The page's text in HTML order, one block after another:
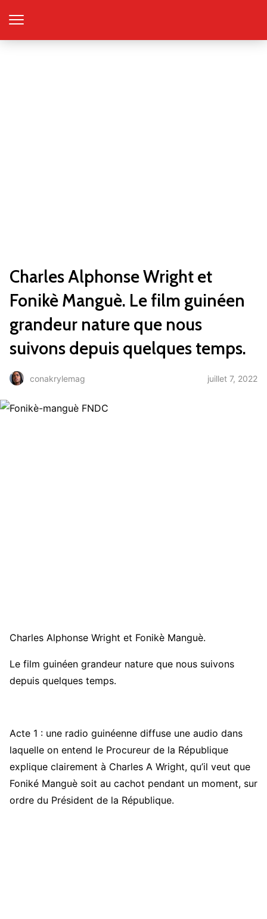
Charles Alphonse Wright et
Fonikè Manguè. Le film guinéen
grandeur nature que nous
suivons depuis quelques temps.
conakrylemag juillet 7, 2022
Charles Alphonse Wright et Fonikè Manguè.
Le film guinéen grandeur nature que nous suivons
depuis quelques temps.
Acte 1 : une radio guinéenne diffuse une audio dans
laquelle on entend le Procureur de la République
explique clairement à Charles A Wright, qu’il veut que
Foniké Manguè soit au cachot pendant un moment, sur
ordre du Président de la République.